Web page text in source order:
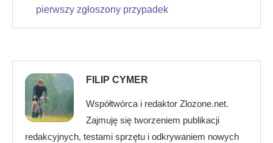
pierwszy zgłoszony przypadek
FILIP CYMER
Współtwórca i redaktor Zlozone.net.
Zajmuję się tworzeniem publikacji
redakcyjnych, testami sprzętu i odkrywaniem nowych